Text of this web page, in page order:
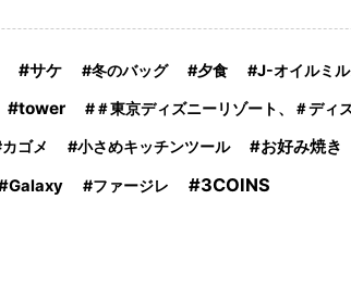
サケ 冬のバッグ 夕食 J-オイルミ
tower ＃東京ディズニーリゾート、＃ディ
カゴメ 小さめキッチンツール お好み焼き
Galaxy ファージレ 3COINS